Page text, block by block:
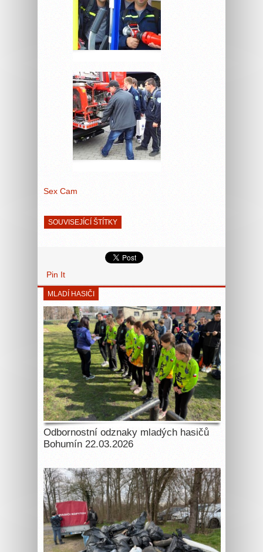
Sex Cam
SOUVISEJÍCÍ ŠTÍTKY
Pin It
MLADÍ HASIČI
Odbornostní odznaky mladých hasičů
Bohumín 22.03.2026